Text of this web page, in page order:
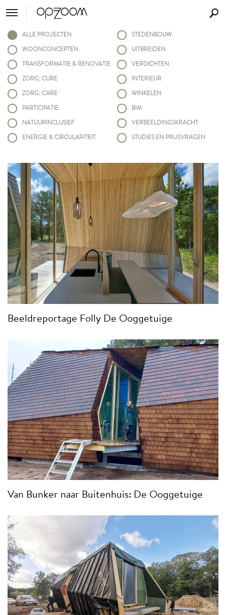
ALLE PROJECTEN
WOONCONCEPTEN
TRANSFORMATIE & RENOVATIE
ZORG; CURE
ZORG; CARE
PARTICIPATIE
NATUURINCLUSIEF
ENERGIE & CIRCULARITEIT
STEDENBOUW
UITBREIDEN
VERDICHTEN
INTERIEUR
WINKELEN
BIM
VERBEELDINGSKRACHT
STUDIES EN PRIJSVRAGEN
Beeldreportage Folly De Ooggetuige
Van Bunker naar Buitenhuis: De Ooggetuige